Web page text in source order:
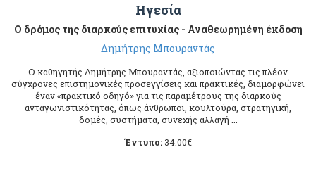
Ηγεσία
Ο δρόμος της διαρκούς επιτυχίας - Αναθεωρημένη έκδοση
Δημήτρης Μπουραντάς
Ο καθηγητής Δημήτρης Μπουραντάς, αξιοποιώντας τις πλέον
σύγχρονες επιστημονικές προσεγγίσεις και πρακτικές, διαμορφώνει
έναν «πρακτικό οδηγό» για τις παραμέτρους της διαρκούς
ανταγωνιστικότητας, όπως άνθρωποι, κουλτούρα, στρατηγική,
δομές, συστήματα, συνεχής αλλαγή ...
Έντυπο: 34.00€